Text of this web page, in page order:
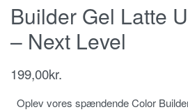
Builder Gel Latte
– Next Level
199,00kr.
Oplev vores spændende Color